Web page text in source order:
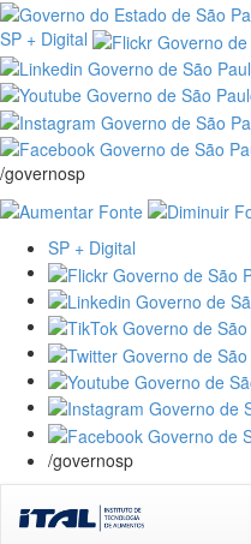
SP + Digital
/governosp
SP + Digital
/governosp
navigation